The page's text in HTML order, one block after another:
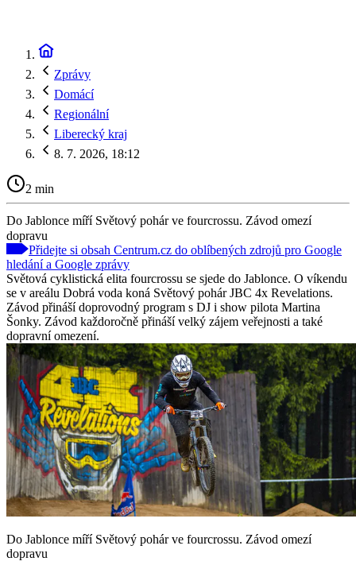
Zprávy
Domácí
Regionální
Liberecký kraj
8. 7. 2026, 18:12
2 min
Do Jablonce míří Světový pohár ve fourcrossu. Závod omezí
dopravu
Přidejte si obsah Centrum.cz do oblíbených zdrojů pro Google
hledání a Google zprávy
Světová cyklistická elita fourcrossu se sjede do Jablonce. O víkendu
se v areálu Dobrá voda koná Světový pohár JBC 4x Revelations.
Závod přináší doprovodný program s DJ i show pilota Martina
Šonky. Závod každoročně přináší velký zájem veřejnosti a také
dopravní omezení.
Do Jablonce míří Světový pohár ve fourcrossu. Závod omezí
dopravu